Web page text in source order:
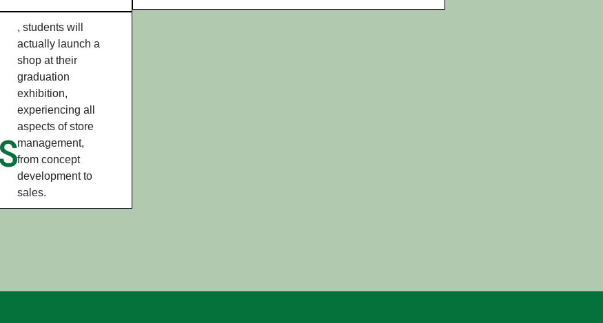
, students will
actually launch a
shop at their
graduation
exhibition,
experiencing all
aspects of store
management,
from concept
development to
sales.